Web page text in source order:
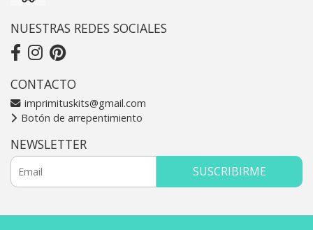
NUESTRAS REDES SOCIALES
CONTACTO
imprimituskits@gmail.com
Botón de arrepentimiento
NEWSLETTER
SUSCRIBIRME